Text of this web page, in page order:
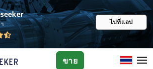
ไปที่แอป
ขาย